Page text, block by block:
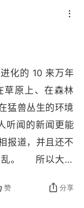
化的 10 来万年
草原上、在森林
猛兽丛生的环境
听闻的新闻更能
报道，并且还不
。     所以大众
力的普罗大众，
赞 分享